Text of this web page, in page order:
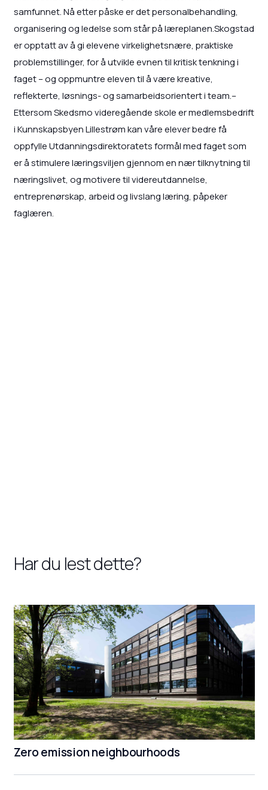
samfunnet. Nå etter påske er det personalbehandling,
organisering og ledelse som står på læreplanen.Skogstad
er opptatt av å gi elevene virkelighetsnære, praktiske
problemstillinger, for å utvikle evnen til kritisk tenkning i
faget – og oppmuntre eleven til å være kreative,
reflekterte, løsnings- og samarbeidsorientert i team.–
Ettersom Skedsmo videregående skole er medlemsbedrift
i Kunnskapsbyen Lillestrøm kan våre elever bedre få
oppfylle Utdanningsdirektoratets formål med faget som
er å stimulere læringsviljen gjennom en nær tilknytning til
næringslivet, og motivere til videreutdannelse,
entreprenørskap, arbeid og livslang læring, påpeker
faglæren.
Har du lest dette?
Zero emission neighbourhoods